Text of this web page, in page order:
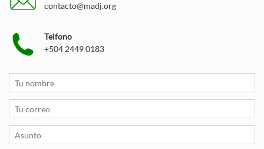
contacto@madj.org
Telfono
+504 2449 0183